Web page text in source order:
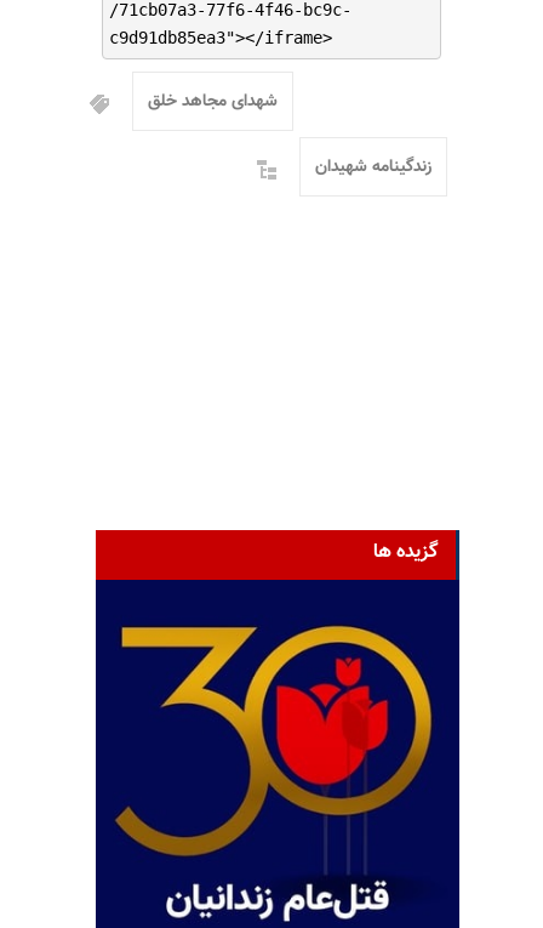
/71cb07a3-77f6-4f46-bc9c-
c9d91db85ea3"></iframe>
شهدای مجاهد خلق
زندگینامه شهیدان
گزیده ها